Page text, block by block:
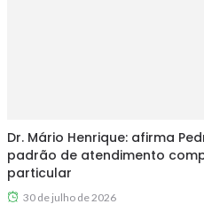
Dr. Mário Henrique: afirma
padrão de atendimento
particular
30 de julho de 2026